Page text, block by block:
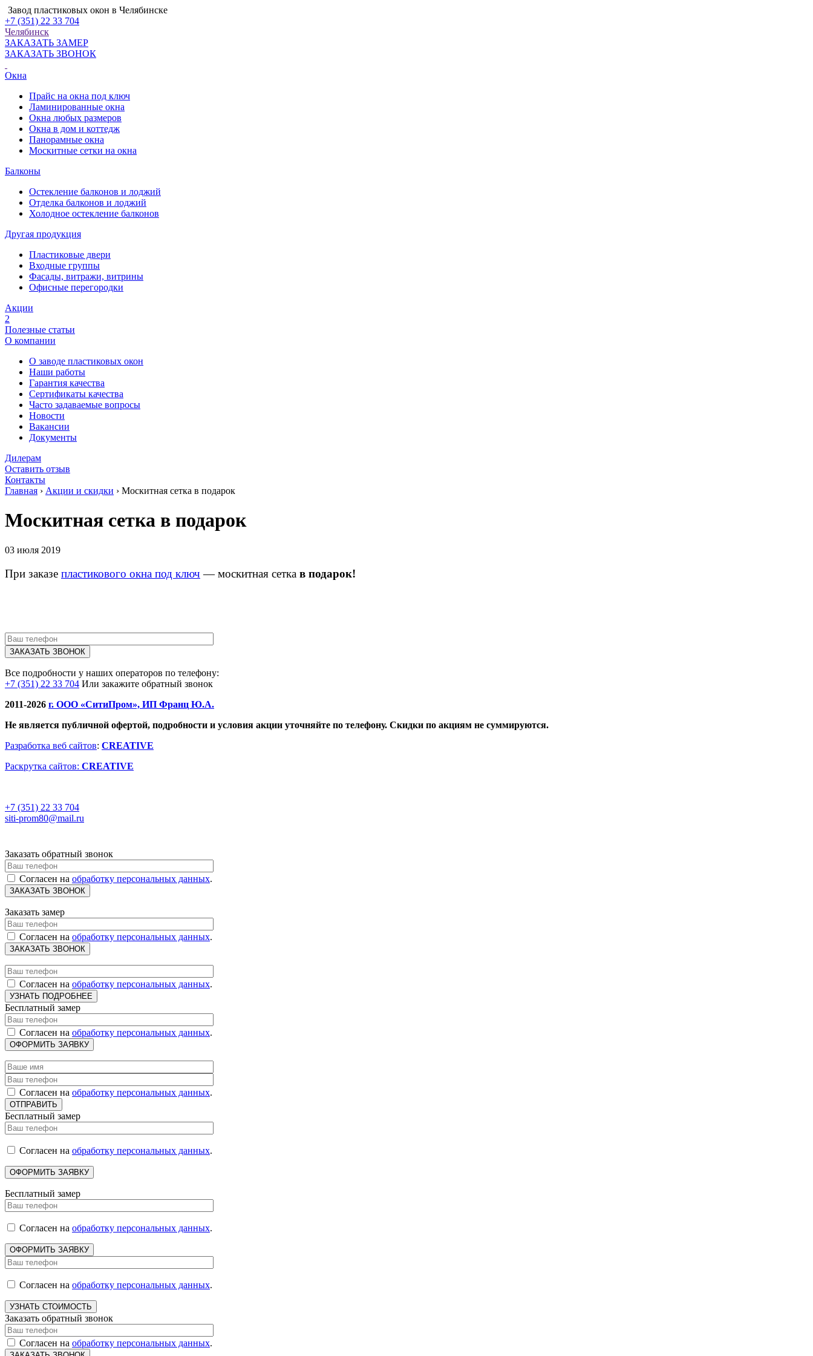
Завод пластиковых окон в Челябинске
+7 (351) 22 33 704
Челябинск
ЗАКАЗАТЬ ЗАМЕР
ЗАКАЗАТЬ ЗВОНОК
Окна
Прайс на окна под ключ
Ламинированные окна
Окна любых размеров
Окна в дом и коттедж
Панорамные окна
Москитные сетки на окна
Балконы
Остекление балконов и лоджий
Отделка балконов и лоджий
Холодное остекление балконов
Другая продукция
Пластиковые двери
Входные группы
Фасады, витражи, витрины
Офисные перегородки
Акции
2
Полезные статьи
О компании
О заводе пластиковых окон
Наши работы
Гарантия качества
Сертификаты качества
Часто задаваемые вопросы
Новости
Вакансии
Документы
Дилерам
Оставить отзыв
Контакты
Главная › Акции и скидки › Москитная сетка в подарок
Москитная сетка в подарок
03 июля 2019
При заказе пластикового окна под ключ — москитная сетка в подарок!
Все подробности у наших операторов по телефону:
+7 (351) 22 33 704 Или закажите обратный звонок
2011-2026 г. ООО «СитиПром», ИП Франц Ю.А.
Не является публичной офертой, подробности и условия акции уточняйте по телефону. Скидки по акциям не суммируются.
Разработка веб сайтов: CREATIVE
Раскрутка сайтов: CREATIVE
+7 (351) 22 33 704
siti-prom80@mail.ru
Заказать обратный звонок
Согласен на обработку персональных данных.
Заказать замер
Согласен на обработку персональных данных.
Согласен на обработку персональных данных.
Бесплатный замер
Согласен на обработку персональных данных.
Согласен на обработку персональных данных.
Бесплатный замер
Согласен на обработку персональных данных.
Бесплатный замер
Согласен на обработку персональных данных.
Согласен на обработку персональных данных.
Заказать обратный звонок
Согласен на обработку персональных данных.